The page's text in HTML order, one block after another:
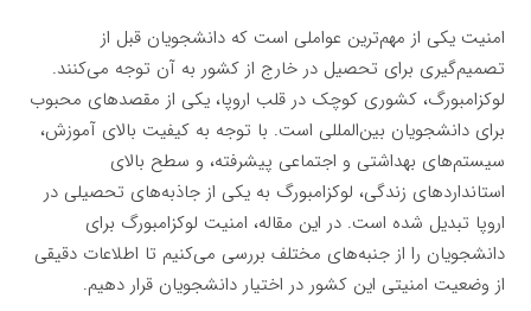
امنیت یکی از مهم‌ترین عواملی است که دانشجویان قبل از
تصمیم‌گیری برای تحصیل در خارج از کشور به آن توجه می‌کنند.
لوکزامبورگ، کشوری کوچک در قلب اروپا، یکی از مقصدهای محبوب
برای دانشجویان بین‌المللی است. با توجه به کیفیت بالای آموزش،
سیستم‌های بهداشتی و اجتماعی پیشرفته، و سطح بالای
استانداردهای زندگی، لوکزامبورگ به یکی از جاذبه‌های تحصیلی در
اروپا تبدیل شده است. در این مقاله، امنیت لوکزامبورگ برای
دانشجویان را از جنبه‌های مختلف بررسی می‌کنیم تا اطلاعات دقیقی
از وضعیت امنیتی این کشور در اختیار دانشجویان قرار دهیم.